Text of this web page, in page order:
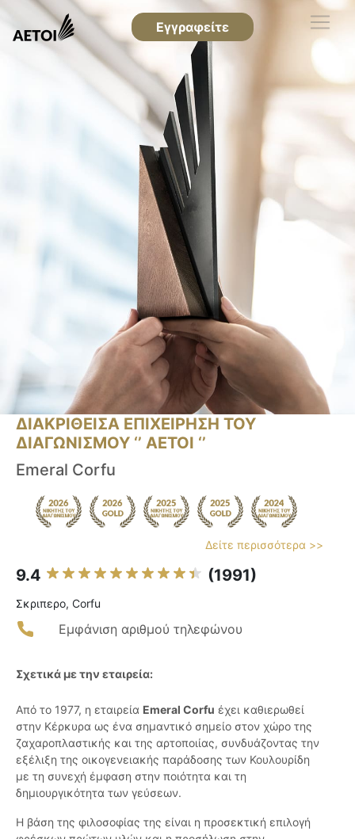
Εγγραφείτε
ΔΙΑΚΡΙΘΕΙΣΑ ΕΠΙΧΕΙΡΗΣΗ ΤΟΥ
ΔΙΑΓΩΝΙΣΜΟΥ ‘’ ΑΕΤΟΙ ‘’
Emeral Corfu
Δείτε περισσότερα >>
9.4 (1991)
Σκριπερο, Corfu
Εμφάνιση αριθμού τηλεφώνου
Σχετικά με την εταιρεία:
Από το 1977, η εταιρεία Emeral Corfu έχει καθιερωθεί
στην Κέρκυρα ως ένα σημαντικό σημείο στον χώρο της
ζαχαροπλαστικής και της αρτοποιίας, συνδυάζοντας την
εξέλιξη της οικογενειακής παράδοσης των Κουλουρίδη
με τη συνεχή έμφαση στην ποιότητα και τη
δημιουργικότητα των γεύσεων.
Η βάση της φιλοσοφίας της είναι η προσεκτική επιλογή